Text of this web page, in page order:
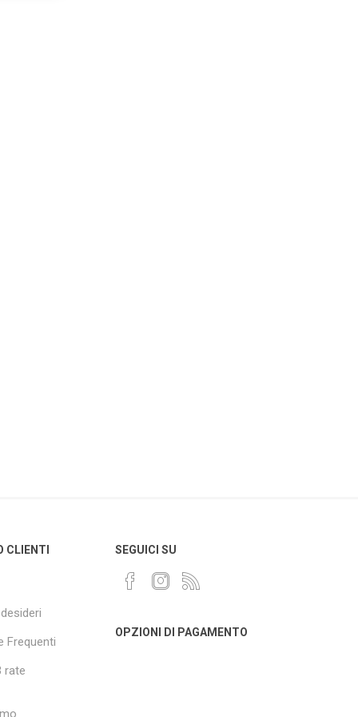
CLIENTI
Frequenti
rate
SEGUICI SU
OPZIONI DI PAGAMENTO